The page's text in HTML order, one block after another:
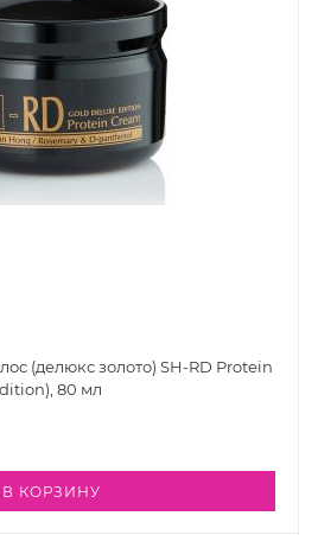
(делюкс золото) SH-RD Protein
80 мл
В КОРЗИНУ